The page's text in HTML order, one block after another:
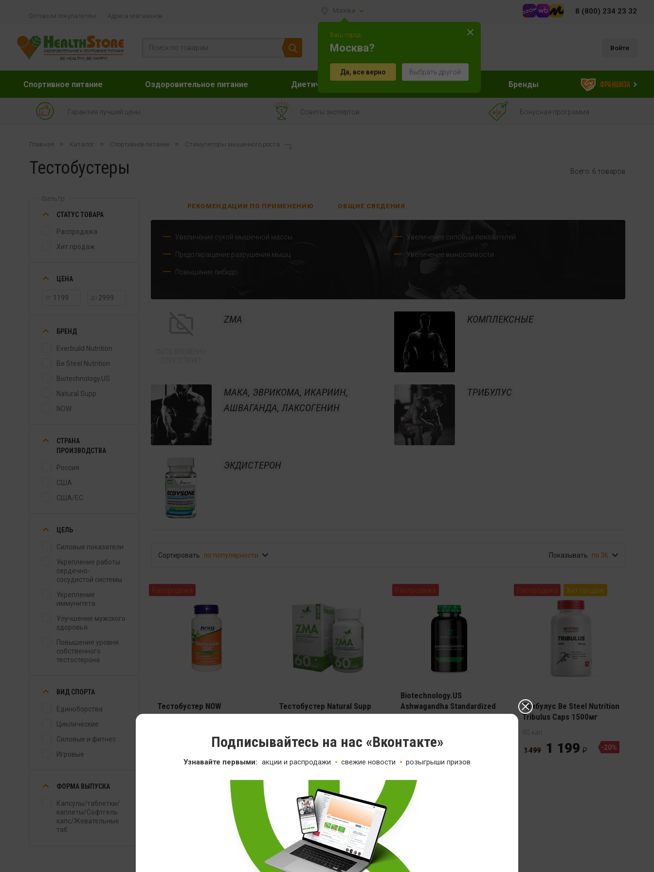
Оптовым покупателям Адреса магазинов
Москва 8 (800) 234 23 32
Войти
Спортивное питание Оздоровительное питание Диетическое питание Бренды Франшиза
Гарантия лучшей цены Советы экспертов Бонусная программа
Главная Каталог Спортивное питание Стимуляторы мышечного роста
Тестобустеры Всего: 6 товаров
Фильтр
СТАТУС ТОВАРА
Распродажа
Хит продаж
ЦЕНА
ДО
БРЕНД
Everbuild Nutrition
Be Steel Nutrition
Biotechnology.US
Natural Supp
NOW
СТРАНА
ПРОИЗВОДСТВА
Россия
США
США/ЕС
ЦЕЛЬ
Силовые показатели
Укрепление работы
сердечно-
сосудистой системы
Укрепление
иммунитета
Улучшение мужского
здоровья
Повышение уровня
собственного
тестостерона
ВИД СПОРТА
Единоборства
Циклические
Силовые и фитнес
Игровые
ФОРМА ВЫПУСКА
Капсулы/таблетки/
каплеты/Софтгель
капс/Жевательные
таб
РЕКОМЕНДАЦИИ ПО ПРИМЕНЕНИЮ ОБЩИЕ СВЕДЕНИЯ
Увеличение сухой мышечной массы
Предотвращение разрушения мышц
Повышение либидо
Увеличение силовых показателей
Увеличение выносливости
ZMA КОМПЛЕКСНЫЕ
МАКА, ЭВРИКОМА, ИКАРИИН,
АШВАГАНДА, ЛАКСОГЕНИН
ТРИБУЛУС
ЭКДИСТЕРОН
Сортировать по популярности Показывать 36
Распродажа
Тестобустер NOW
TestoJack 200
2 999 --25%
Тестобустер Natural Supp
ZMA
1 199
Распродажа
Biotechnology.US
Ashwagandha Standardized
Extract
1 259
Распродажа Хит продаж
Трибулус Be Steel Nutrition
Tribulus Caps 1500мг
90 кап
1 499 1 199 -20%
Ваш город:
Москва?
Да, все верно Выбрать другой
Подписывайтесь на нас «Вконтакте»
Узнавайте первыми: акции и распродажи свежие новости розыгрыши призов